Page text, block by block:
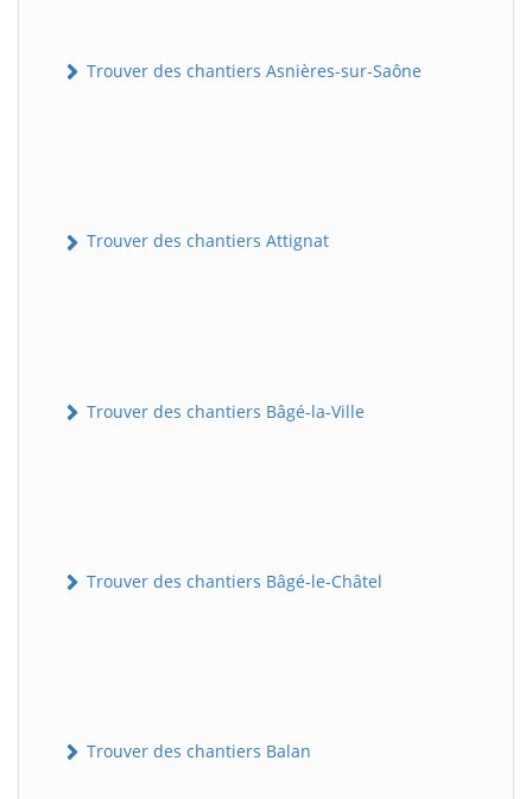
Trouver des chantiers Asnières-sur-Saône
Trouver des chantiers Attignat
Trouver des chantiers Bâgé-la-Ville
Trouver des chantiers Bâgé-le-Châtel
Trouver des chantiers Balan